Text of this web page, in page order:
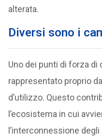
alterata.
Diversi sono i
Uno dei punti di forza
rappresentato proprio
d’utilizzo. Questo
l’ecosistema in cui
l’interconnessione